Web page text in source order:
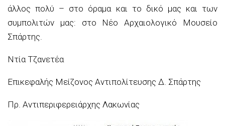
άλλος πολύ – στο όραμα και το δικό μας και των
συμπολιτών μας: στο Νέο Αρχαιολογικό Μουσείο
Σπάρτης.
Ντία Τζανετέα
Επικεφαλής Μείζονος Αντιπολίτευσης Δ. Σπάρτης
Πρ. Αντιπεριφερειάρχης Λακωνίας